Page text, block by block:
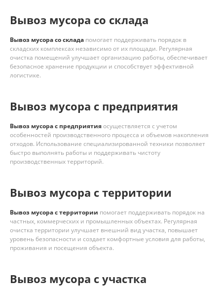
Вывоз мусора со склада
Вывоз мусора со склада помогает поддерживать порядок в
складских комплексах независимо от их площади. Регулярная
очистка помещений улучшает организацию работы, обеспечивает
безопасное хранение продукции и способствует эффективной
логистике.
Вывоз мусора с предприятия
Вывоз мусора с предприятияосуществляется с учетом
особенностей производственного процесса и объемов накопления
отходов. Использование специализированной техники позволяет
быстро выполнять работы и поддерживать чистоту
производственных территорий.
Вывоз мусора с территории
Вывоз мусора с территории помогает поддерживать порядок на
частных, коммерческих и промышленных объектах. Регулярная
очистка территории улучшает внешний вид участка, повышает
уровень безопасности и создает комфортные условия для работы,
проживания и посещения объекта.
Вывоз мусора с участка